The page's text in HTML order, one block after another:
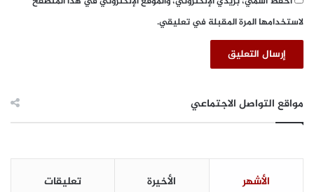
لاستخدامها المرة المقبلة في تعليقي.
مواقع التواصل الاجتماعي
الأشهر الأخيرة تعليقات